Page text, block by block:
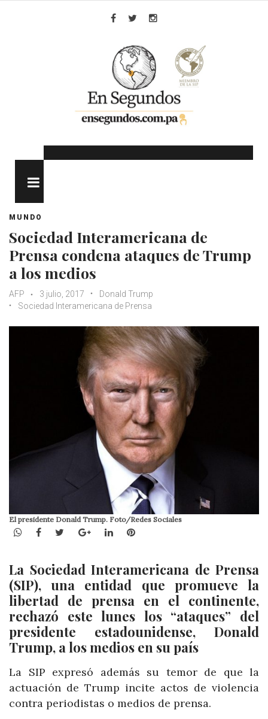
MUNDO
Sociedad Interamericana de
Prensa condena ataques de Trump
a los medios
AFP 3 julio, 2017
Donald Trump
Sociedad Interamericana de Prensa
El presidente Donald Trump. Foto/Redes Sociales
WhatsApp
Facebook
TwitterGoogle+LinkedInPinterest
La Sociedad Interamericana de Prensa
(SIP), una entidad que promueve la
libertad de prensa en el continente,
rechazó este lunes los “ataques” del
presidente estadounidense, Donald
Trump, a los medios en su país
La SIP expresó además su temor de que la
actuación de Trump incite actos de violencia
contra periodistas o medios de prensa.